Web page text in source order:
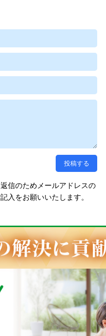
信のためメールアドレスの
入をお願いいたします。